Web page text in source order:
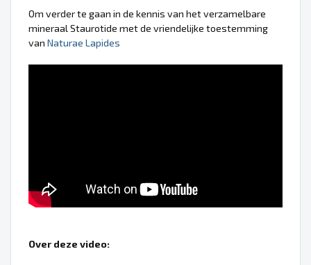
Om verder te gaan in de kennis van het verzamelbare
mineraal Staurotide met de vriendelijke toestemming
van Naturae Lapides
Over deze video: